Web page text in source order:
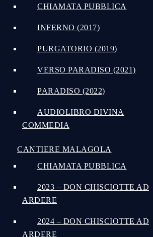
CHIAMATA PUBBLICA
INFERNO (2017)
PURGATORIO (2019)
VERSO PARADISO (2021)
PARADISO (2022)
AUDIOLIBRO DIVINA
COMMEDIA
CANTIERE MALAGOLA
CHIAMATA PUBBLICA
2023 – DON CHISCIOTTE AD
ARDERE
2024 – DON CHISCIOTTE AD
ARDERE